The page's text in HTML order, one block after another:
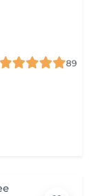
89